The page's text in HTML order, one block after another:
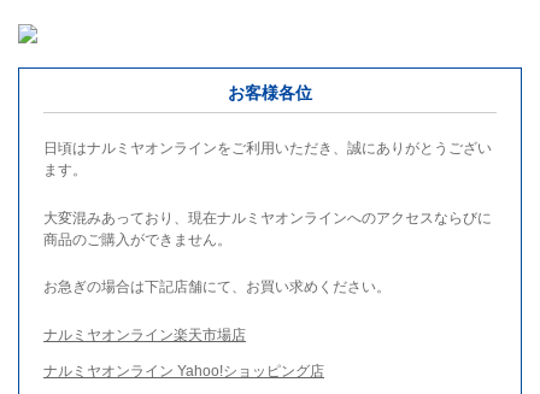
お客様各位
日頃はナルミヤオンラインをご利用いただき、誠にありがとうござい
ます。
大変混みあっており、現在ナルミヤオンラインへのアクセスならびに
商品のご購入ができません。
お急ぎの場合は下記店舗にて、お買い求めください。
ナルミヤオンライン楽天市場店
ナルミヤオンライン Yahoo!ショッピング店